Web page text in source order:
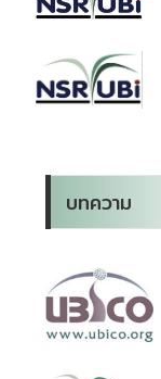
บทความ